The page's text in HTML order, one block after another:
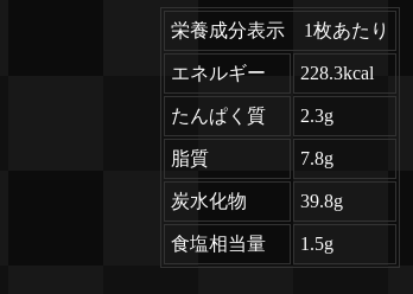
栄養成分表示 1枚あたり
エネルギー 228.3kcal
たんぱく質 2.3g
脂質 7.8g
炭水化物 39.8g
食塩相当量 1.5g